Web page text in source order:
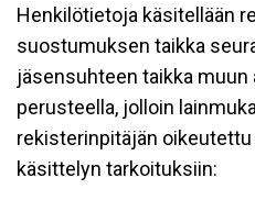
Henkilötietoja käsitellään
suostumuksen taikka
jäsensuhteen taikka
perusteella, jolloin
rekisterinpitäjän
käsittelyn tarkoituksiin: